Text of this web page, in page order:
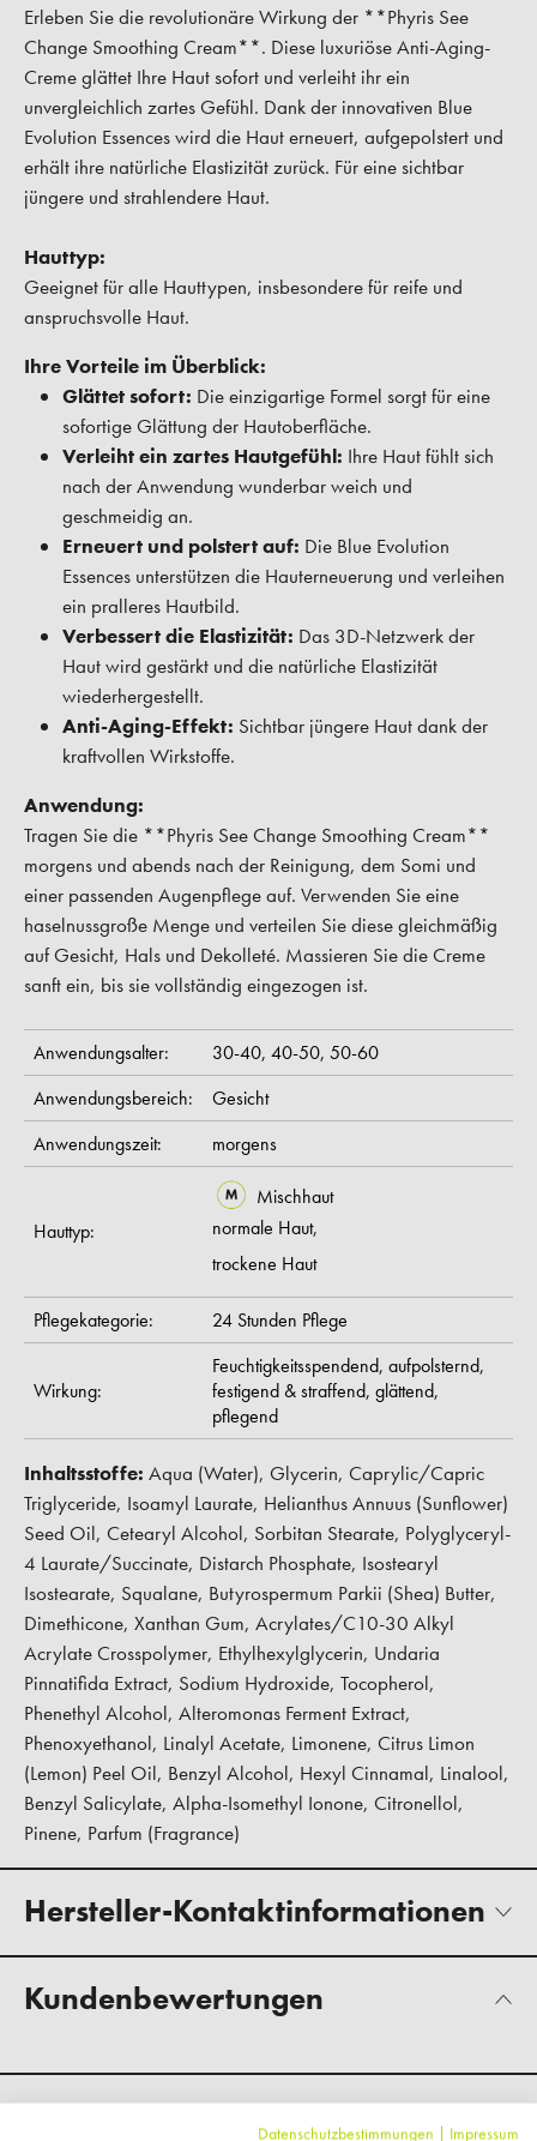
Erleben Sie die revolutionäre Wirkung der **Phyris See
Change Smoothing Cream**. Diese luxuriöse Anti-Aging-
Creme glättet Ihre Haut sofort und verleiht ihr ein
unvergleichlich zartes Gefühl. Dank der innovativen Blue
Evolution Essences wird die Haut erneuert, aufgepolstert und
erhält ihre natürliche Elastizität zurück. Für eine sichtbar
jüngere und strahlendere Haut.
Hauttyp:
Geeignet für alle Hauttypen, insbesondere für reife und
anspruchsvolle Haut.
Ihre Vorteile im Überblick:
Glättet sofort: Die einzigartige Formel sorgt für eine
sofortige Glättung der Hautoberfläche.
Verleiht ein zartes Hautgefühl: Ihre Haut fühlt sich
nach der Anwendung wunderbar weich und
geschmeidig an.
Erneuert und polstert auf: Die Blue Evolution
Essences unterstützen die Hauterneuerung und verleihen
ein pralleres Hautbild.
Verbessert die Elastizität: Das 3D-Netzwerk der
Haut wird gestärkt und die natürliche Elastizität
wiederhergestellt.
Anti-Aging-Effekt: Sichtbar jüngere Haut dank der
kraftvollen Wirkstoffe.
Anwendung:
Tragen Sie die **Phyris See Change Smoothing Cream**
morgens und abends nach der Reinigung, dem Somi und
einer passenden Augenpflege auf. Verwenden Sie eine
haselnussgroße Menge und verteilen Sie diese gleichmäßig
auf Gesicht, Hals und Dekolleté. Massieren Sie die Creme
sanft ein, bis sie vollständig eingezogen ist.
Anwendungsalter: 30-40, 40-50, 50-60
Anwendungsbereich:
Gesicht
Anwendungszeit:
morgens
Hauttyp:
Mischhaut
normale Haut,
trockene Haut
Pflegekategorie: 24 Stunden Pflege
Wirkung:
Feuchtigkeitsspendend, aufpolsternd,
festigend & straffend, glättend,
pflegend
Inhaltsstoffe: Aqua (Water), Glycerin, Caprylic/Capric
Triglyceride, Isoamyl Laurate, Helianthus Annuus (Sunflower)
Seed Oil, Cetearyl Alcohol, Sorbitan Stearate, Polyglyceryl-
4 Laurate/Succinate, Distarch Phosphate, Isostearyl
Isostearate, Squalane, Butyrospermum Parkii (Shea) Butter,
Dimethicone, Xanthan Gum, Acrylates/C10-30 Alkyl
Acrylate Crosspolymer, Ethylhexylglycerin, Undaria
Pinnatifida Extract, Sodium Hydroxide, Tocopherol,
Phenethyl Alcohol, Alteromonas Ferment Extract,
Phenoxyethanol, Linalyl Acetate, Limonene, Citrus Limon
(Lemon) Peel Oil, Benzyl Alcohol, Hexyl Cinnamal, Linalool,
Benzyl Salicylate, Alpha-Isomethyl Ionone, Citronellol,
Pinene, Parfum (Fragrance)
Hersteller-Kontaktinformationen
Kundenbewertungen
Datenschutzbestimmungen | Impressum